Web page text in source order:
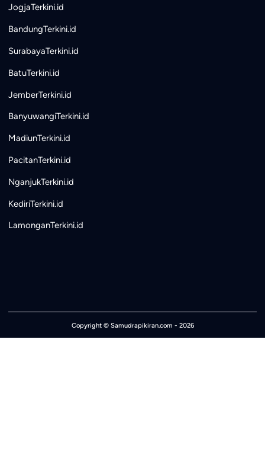
JogjaTerkini.id
BandungTerkini.id
SurabayaTerkini.id
BatuTerkini.id
JemberTerkini.id
BanyuwangiTerkini.id
MadiunTerkini.id
PacitanTerkini.id
NganjukTerkini.id
KediriTerkini.id
LamonganTerkini.id
Copyright © Samudrapikiran.com - 2026